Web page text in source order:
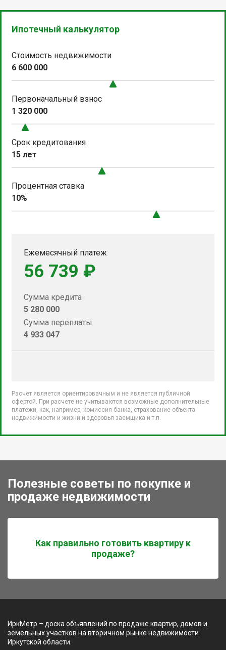
Ипотечный калькулятор
Стоимость недвижимости
6 600 000
Первоначальный взнос
1 320 000
Срок кредитования
15 лет
Процентная ставка
10%
Ежемесячный платеж
56 739 ₽
Сумма кредита
5 280 000
Сумма переплаты
4 933 047
Расчет является ориентировачным и не является публичной
офертой. При расчете не учитываются возможные дополнительные
платежи, как, например, комиссия банка, страхование объекта
недвижимости и жизни и здоровья заемщика и т.п.
Полезные советы по покупке и
продаже недвижимости
Как правильно готовить квартиру к
продаже?
ИркМетр – доска объявлений по продаже квартир, домов и
земельных участков на вторичном рынке недвижимости
Иркутской области.